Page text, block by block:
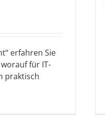
erfahren Sie
für IT-
praktisch